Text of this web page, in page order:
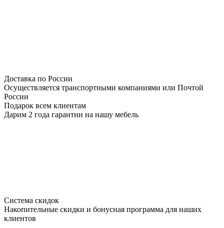
Доставка по России
Осуществляется транспортными компаниями или Почтой
России
Подарок всем клиентам
Дарим 2 года гарантии на нашу мебель
Система скидок
Накопительные скидки и бонусная программа для наших
клиентов